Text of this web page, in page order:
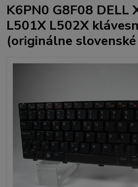
K6PN0 G8F08 DELL
L501X L502X
(originálne